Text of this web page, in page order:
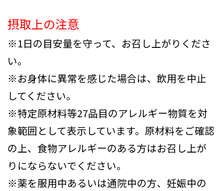
摂取上の注意
※1日の目安量を守って、お召し上がりくださ
い。
※お身体に異常を感じた場合は、飲用を中止
してください。
※特定原材料等27品目のアレルギー物質を対
象範囲として表示しています。原材料をご確認
の上、食物アレルギーのある方はお召し上が
りにならないでください。
※薬を服用中あるいは通院中の方、妊娠中の